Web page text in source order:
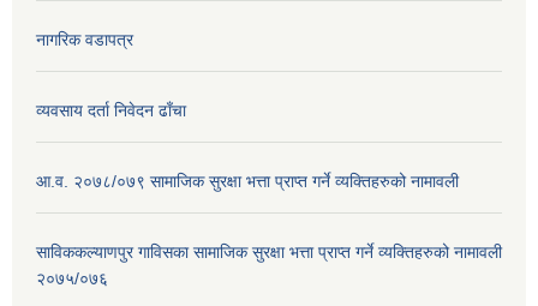
नागरिक वडापत्र
व्यवसाय दर्ता निवेदन ढाँचा
आ.व. २०७८/०७९ सामाजिक सुरक्षा भत्ता प्राप्त गर्ने व्यक्तिहरुको नामावली
साविककल्याणपुर गाविसका सामाजिक सुरक्षा भत्ता प्राप्त गर्ने व्यक्तिहरुको नामावली
२०७५/०७६